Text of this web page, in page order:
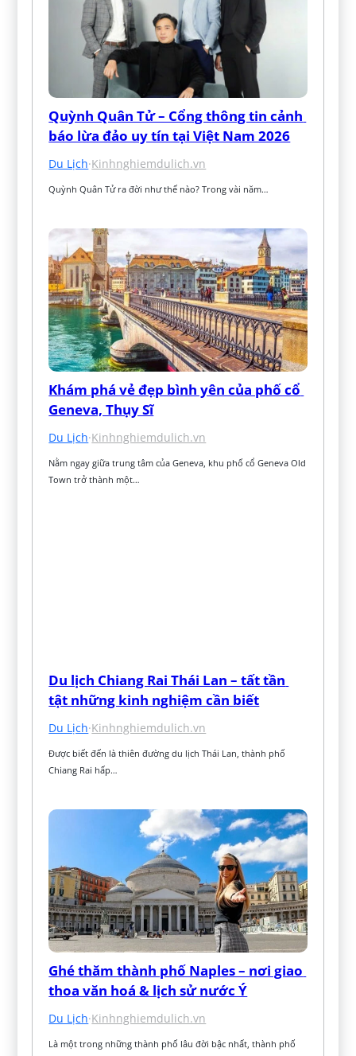
Quỳnh Quân Tử – Cổng thông tin cảnh
báo lừa đảo uy tín tại Việt Nam 2026
Du Lịch·Kinhnghiemdulich.vn
Quỳnh Quân Tử ra đời như thế nào? Trong vài năm…
Khám phá vẻ đẹp bình yên của phố cổ
Geneva, Thụy Sĩ
Du Lịch·Kinhnghiemdulich.vn
Nằm ngay giữa trung tâm của Geneva, khu phố cổ Geneva Old
Town trở thành một…
Du lịch Chiang Rai Thái Lan – tất tần
tật những kinh nghiệm cần biết
Du Lịch·Kinhnghiemdulich.vn
Được biết đến là thiên đường du lịch Thái Lan, thành phố
Chiang Rai hấp…
Ghé thăm thành phố Naples – nơi giao
thoa văn hoá & lịch sử nước Ý
Du Lịch·Kinhnghiemdulich.vn
Là một trong những thành phố lâu đời bậc nhất, thành phố